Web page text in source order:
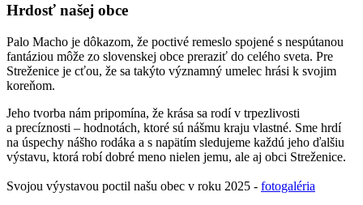
Hrdosť našej obce
Palo Macho je dôkazom, že poctivé remeslo spojené s nespútanou
fantáziou môže zo slovenskej obce preraziť do celého sveta. Pre
Streženice je cťou, že sa takýto významný umelec hrási k svojim
koreňom.
Jeho tvorba nám pripomína, že krása sa rodí v trpezlivosti
a precíznosti – hodnotách, ktoré sú nášmu kraju vlastné. Sme hrdí
na úspechy nášho rodáka a s napätím sledujeme každú jeho ďalšiu
výstavu, ktorá robí dobré meno nielen jemu, ale aj obci Streženice.
Svojou výystavou poctil našu obec v roku 2025 - fotogaléria